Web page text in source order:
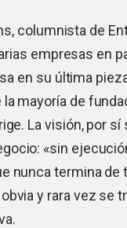
columnista de
empresas en
en su última
mayoría de
La visión, por sí
«sin
nunca termina de
y rara vez se